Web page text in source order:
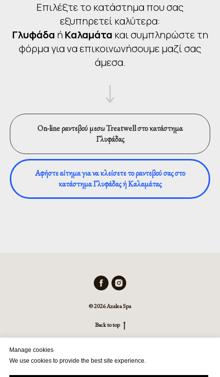
Επιλέξτε το κατάστημα που σας
εξυπηρετεί καλύτερα:
Γλυφάδα ή Καλαμάτα και συμπληρώστε τη
φόρμα για να επικοινωνήσουμε μαζί σας
άμεσα.
On-line ραντεβού μεσω Treatwell στο κατάστημα
Γλυφάδας
Αφήστε αίτημα για να κλείσετε το ραντεβού σας στο
κατάστημα Γλυφάδας ή Καλαμάτας
© 2026 Azalea Spa
Back to top
Manage cookies
We use cookies to provide the best site experience.